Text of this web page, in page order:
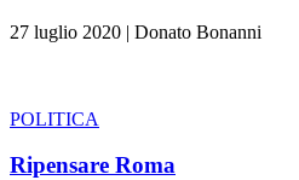
27 luglio 2020 | Donato Bonanni
POLITICA
Ripensare Roma